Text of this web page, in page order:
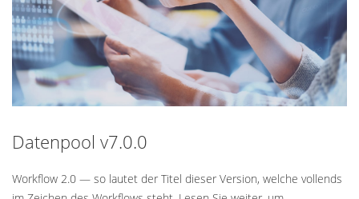
Datenpool v7.0.0
Workflow 2.0 — so lautet der Titel dieser Version, welche vollends